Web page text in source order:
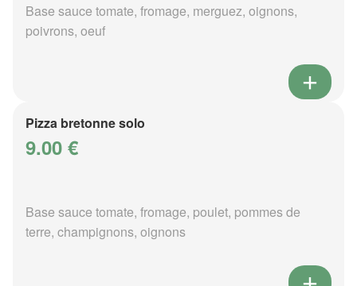
Base sauce tomate, fromage, merguez, oignons,
poivrons, oeuf
Pizza bretonne solo
9.00 €
Base sauce tomate, fromage, poulet, pommes de
terre, champignons, oignons